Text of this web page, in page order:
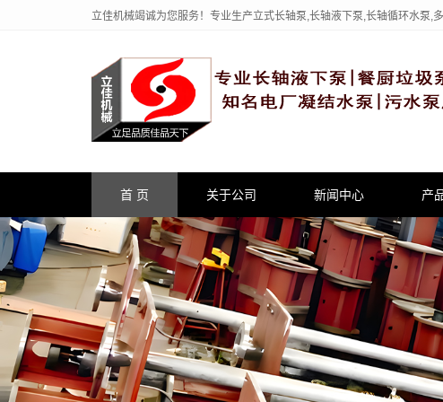
立佳机械竭诚为您服务！专业生产立式长轴泵,长轴液下泵,长轴循环水泵,
首 页 关于公司 新闻中心 产